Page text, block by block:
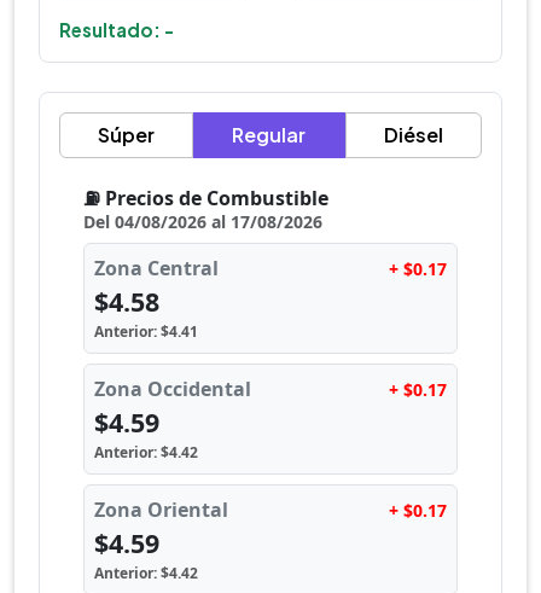
Resultado: -
Súper Regular Diésel